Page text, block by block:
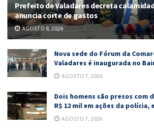
Prefeito de Valadares decreta
anuncia corte de gastos
AGOSTO 8, 2026
Nova sede do Fórum da
Valadares é inaugurada no
AGOSTO 7, 2026
Dois homens são presos com
R$ 12 mil em ações da polícia,
AGOSTO 7, 2026